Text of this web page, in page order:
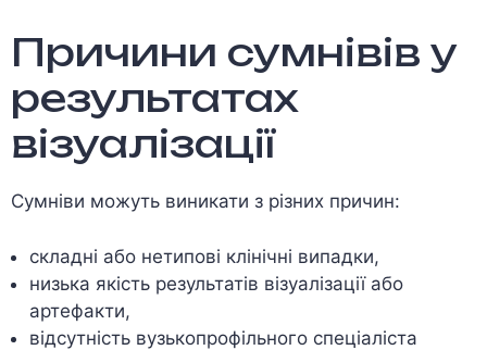
Причини сумнівів у
результатах
візуалізації
Сумніви можуть виникати з різних причин:
складні або нетипові клінічні випадки,
низька якість результатів візуалізації або
артефакти,
відсутність вузькопрофільного спеціаліста